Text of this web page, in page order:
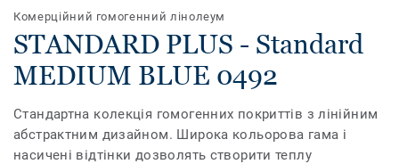
Комерційний гомогенний лінолеум
STANDARD PLUS - Standard
MEDIUM BLUE 0492
Стандартна колекція гомогенних покриттів з лінійним
абстрактним дизайном. Широка кольорова гама і
насичені відтінки дозволять створити теплу